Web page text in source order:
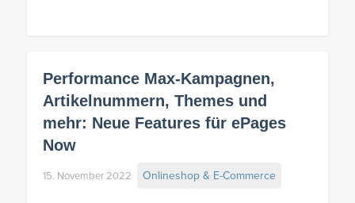
Performance Max-Kampagnen,
Artikelnummern, Themes und
mehr: Neue Features für ePages
Now
15. November 2022 Onlineshop & E-Commerce